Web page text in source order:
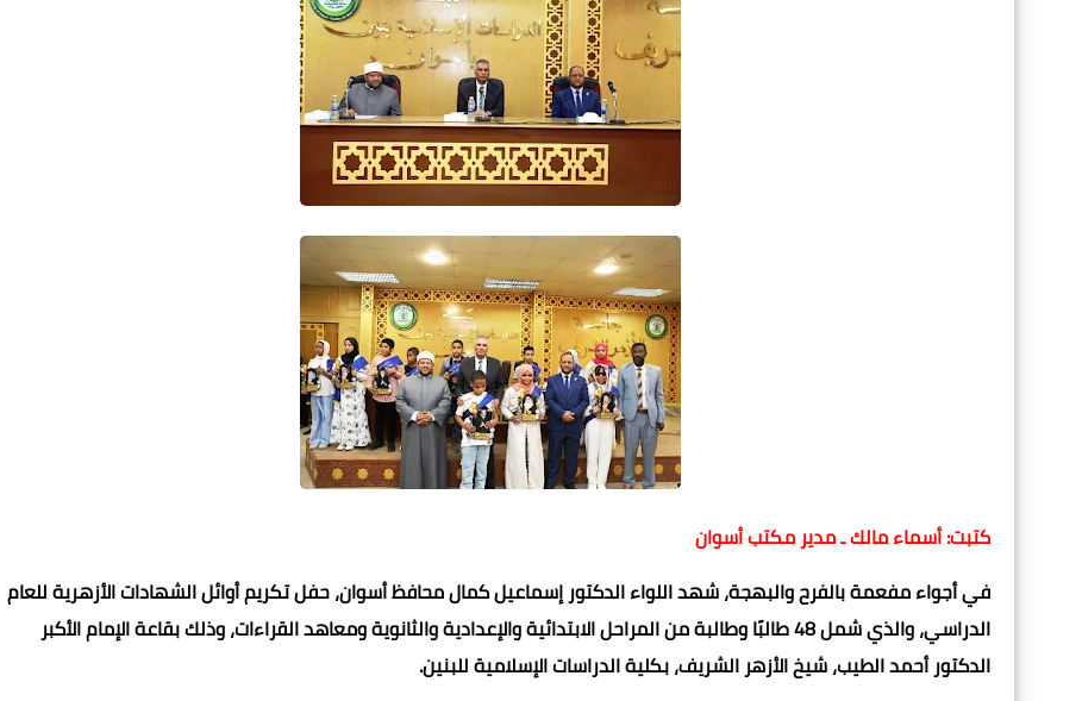
كتبت: أسماء مالك ـ مدير مكتب أسوان
في أجواء مفعمة بالفرح والبهجة، شهد اللواء الدكتور إسماعيل كمال محافظ أسوان، حفل تكريم أوائل الشهادات الأزهرية للعام
الدراسي، والذي شمل 48 طالبًا وطالبة من المراحل الابتدائية والإعدادية والثانوية ومعاهد القراءات، وذلك بقاعة الإمام الأكبر
الدكتور أحمد الطيب، شيخ الأزهر الشريف، بكلية الدراسات الإسلامية للبنين.